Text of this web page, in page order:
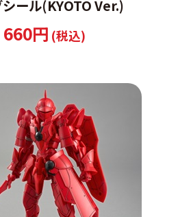
ール(KYOTO Ver.)
660円 (税込)